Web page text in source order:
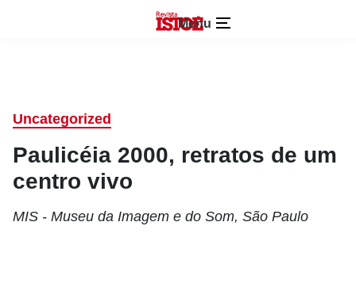
Menu
Uncategorized
Paulicéia 2000, retratos de um
centro vivo
MIS - Museu da Imagem e do Som, São Paulo